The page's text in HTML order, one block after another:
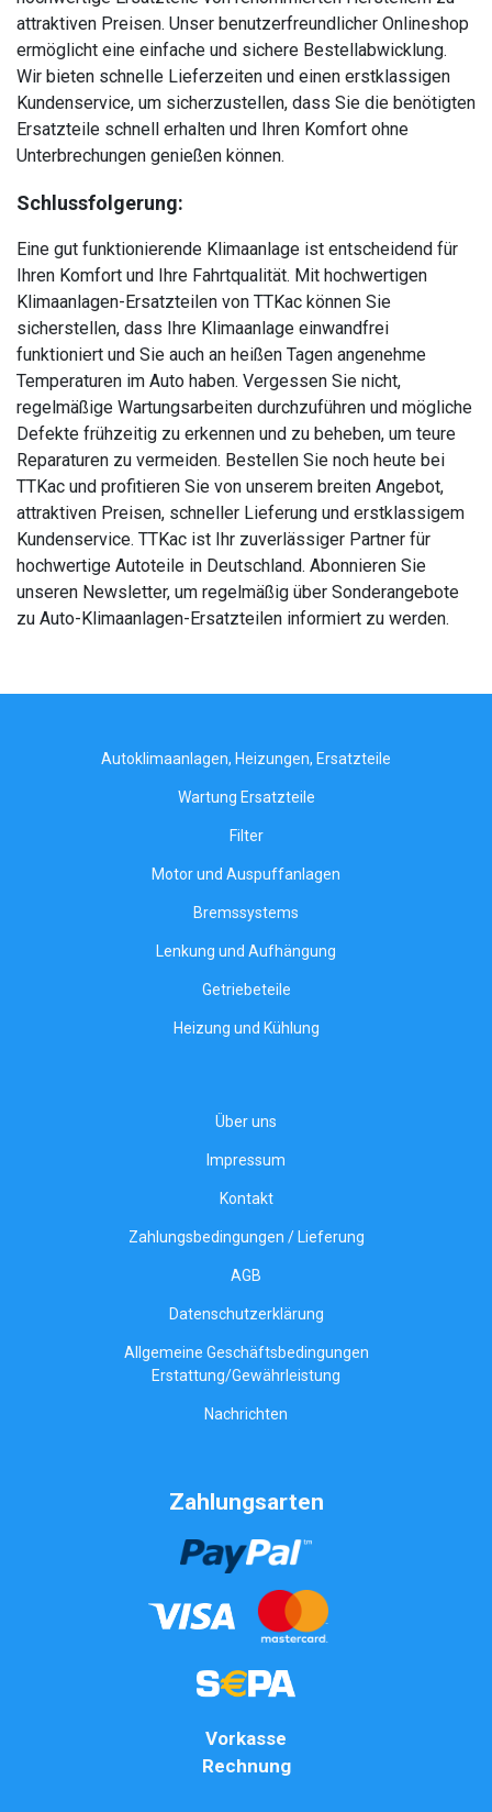
attraktiven Preisen. Unser benutzerfreundlicher Onlineshop
ermöglicht eine einfache und sichere Bestellabwicklung.
Wir bieten schnelle Lieferzeiten und einen erstklassigen
Kundenservice, um sicherzustellen, dass Sie die benötigten
Ersatzteile schnell erhalten und Ihren Komfort ohne
Unterbrechungen genießen können.
Schlussfolgerung:
Eine gut funktionierende Klimaanlage ist entscheidend für
Ihren Komfort und Ihre Fahrtqualität. Mit hochwertigen
Klimaanlagen-Ersatzteilen von TTKac können Sie
sicherstellen, dass Ihre Klimaanlage einwandfrei
funktioniert und Sie auch an heißen Tagen angenehme
Temperaturen im Auto haben. Vergessen Sie nicht,
regelmäßige Wartungsarbeiten durchzuführen und mögliche
Defekte frühzeitig zu erkennen und zu beheben, um teure
Reparaturen zu vermeiden. Bestellen Sie noch heute bei
TTKac und profitieren Sie von unserem breiten Angebot,
attraktiven Preisen, schneller Lieferung und erstklassigem
Kundenservice. TTKac ist Ihr zuverlässiger Partner für
hochwertige Autoteile in Deutschland. Abonnieren Sie
unseren Newsletter, um regelmäßig über Sonderangebote
zu Auto-Klimaanlagen-Ersatzteilen informiert zu werden.
Autoklimaanlagen, Heizungen, Ersatzteile
Wartung Ersatzteile
Filter
Motor und Auspuffanlagen
Bremssystems
Lenkung und Aufhängung
Getriebeteile
Heizung und Kühlung
Über uns
Impressum
Kontakt
Zahlungsbedingungen / Lieferung
AGB
Datenschutzerklärung
Allgemeine Geschäftsbedingungen
Erstattung/Gewährleistung
Nachrichten
Zahlungsarten
Vorkasse
Rechnung